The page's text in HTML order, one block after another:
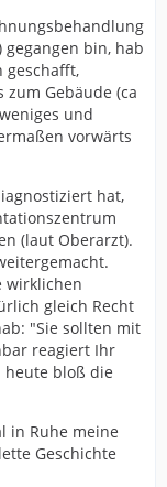
bin, hab
geschafft,
zum Gebäude (ca
und
vorwärts
hat,
(laut Oberarzt).
wirklichen
gleich Recht
"Sie sollten mit
reagiert Ihr
heute bloß die
in Ruhe meine
Geschichte